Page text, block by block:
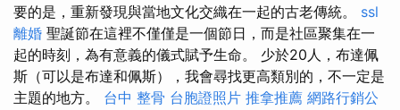
要的是，重新發現與當地文化交織在一起的古老傳統。 ssl
離婚 聖誕節在這裡不僅僅是一個節日，而是社區聚集在一
起的時刻，為有意義的儀式賦予生命。 少於20人，布達佩
斯（可以是布達和佩斯），我會尋找更高類別的，不一定是
主題的地方。 台中 整骨 台胞證照片 推拿推薦 網路行銷公